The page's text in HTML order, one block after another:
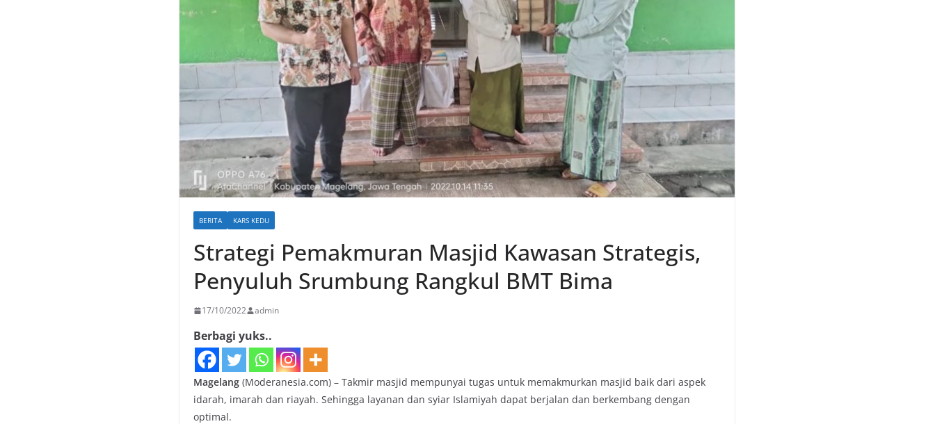
BERITA KARS KEDU
Strategi Pemakmuran Masjid Kawasan Strategis,
Penyuluh Srumbung Rangkul BMT Bima
17/10/2022 admin
Berbagi yuks..
Magelang (Moderanesia.com) – Takmir masjid mempunyai tugas untuk memakmurkan masjid baik dari aspek
idarah, imarah dan riayah. Sehingga layanan dan syiar Islamiyah dapat berjalan dan berkembang dengan
optimal.